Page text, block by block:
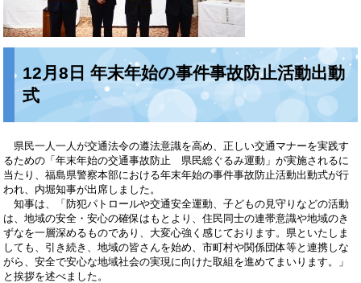
12月8日 年末年始の事件事故防止活動出動
式
県民一人一人が交通法令の遵法意識を高め、正しい交通マナーを実践す
るための「年末年始の交通事故防止 県民総ぐるみ運動」が実施されるに
当たり、福島県警察本部における年末年始の事件事故防止活動出動式が行
われ、内堀知事が出席しました。
知事は、「防犯パトロールや交通安全運動、子どもの見守りなどの活動
は、地域の安全・安心の確保はもとより、住民同士の連帯意識や地域のき
ずなを一層深めるものであり、大変心強く感じております。県といたしま
しても、引き続き、地域の皆さんを始め、市町村や関係団体等と連携しな
がら、安全で安心な地域社会の実現に向けた取組を進めてまいります。」
と挨拶を述べました。